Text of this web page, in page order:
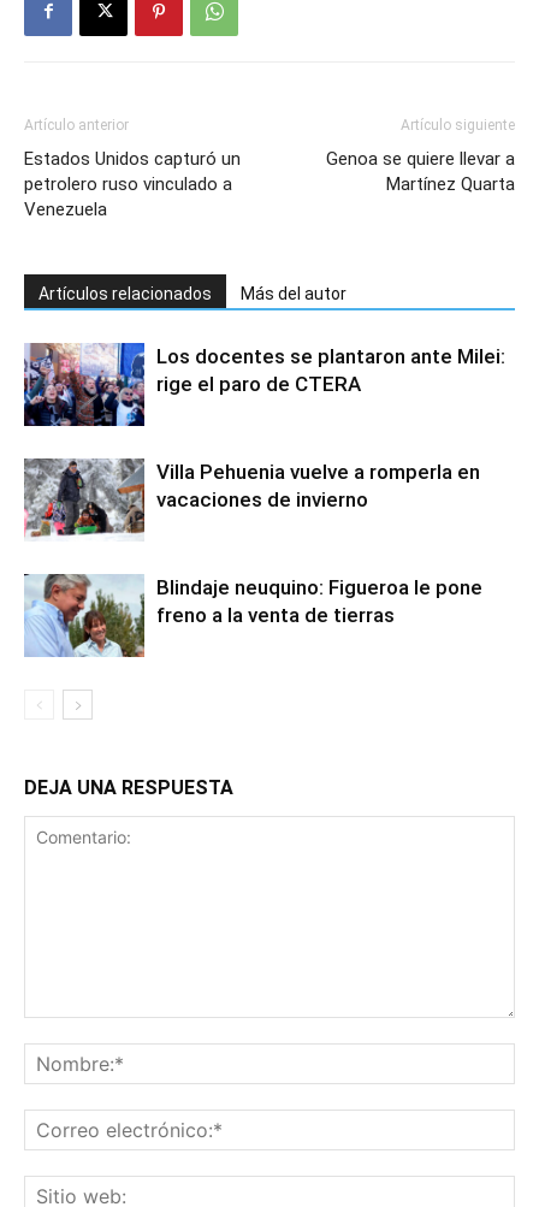
Artículo anterior
Estados Unidos capturó un
petrolero ruso vinculado a
Venezuela
Artículo siguiente
Genoa se quiere llevar a
Martínez Quarta
Artículos relacionados Más del autor
Los docentes se plantaron ante Milei:
rige el paro de CTERA
Villa Pehuenia vuelve a romperla en
vacaciones de invierno
Blindaje neuquino: Figueroa le pone
freno a la venta de tierras
DEJA UNA RESPUESTA